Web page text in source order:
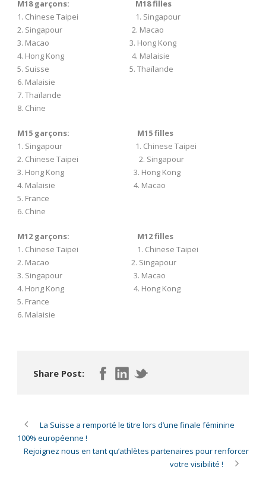
M18 garçons:
M18 filles
1. Chinese Taipei 1. Singapour
2. Singapour 2. Macao
3. Macao 3. Hong Kong
4. Hong Kong 4. Malaisie
5. Suisse 5. Thaïlande
6. Malaisie
7. Thaïlande
8. Chine
M15 garçons:
M15 filles
1. Singapour 1. Chinese Taipei
2. Chinese Taipei 2. Singapour
3. Hong Kong 3. Hong Kong
4. Malaisie 4. Macao
5. France
6. Chine
M12 garçons:
M12 filles
1. Chinese Taipei 1. Chinese Taipei
2. Macao 2. Singapour
3. Singapour 3. Macao
4. Hong Kong 4. Hong Kong
5. France
6. Malaisie
Share Post:
La Suisse a remporté le titre lors d’une finale féminine
100% européenne !
Rejoignez nous en tant qu’athlètes partenaires pour renforcer
votre visibilité !